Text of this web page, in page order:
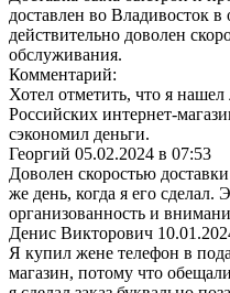
доставлен во Владивосток
действительно доволен
обслуживания.
Комментарий:
Хотел отметить, что я
Российских интернет-
сэкономил деньги.
Георгий 05.02.2024 в 07:53
Доволен скоростью
же день, когда я его сделал.
организованность и
Денис Викторович
Я купил жене телефон в
магазин, потому что